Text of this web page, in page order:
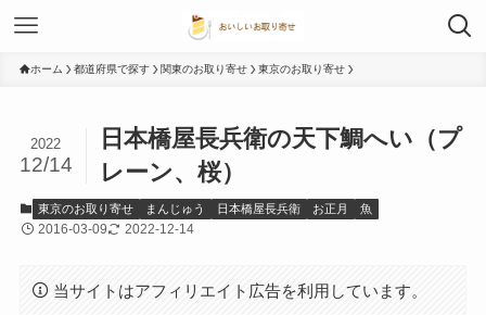
ホーム 都道府県で探す 関東のお取り寄せ 東京のお取り寄せ
日本橋屋長兵衛の天下鯛へい（プ
レーン、桜）
2022
12/14
東京のお取り寄せ まんじゅう 日本橋屋長兵衛 お正月 魚
2016-03-09 2022-12-14
当サイトはアフィリエイト広告を利用しています。